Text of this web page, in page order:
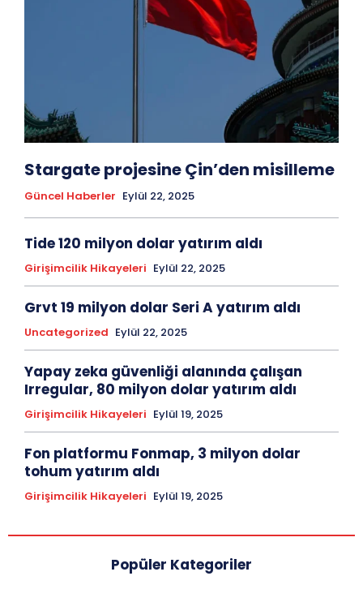
Stargate projesine Çin’den misilleme
Güncel Haberler Eylül 22, 2025
Tide 120 milyon dolar yatırım aldı
Girişimcilik Hikayeleri Eylül 22, 2025
Grvt 19 milyon dolar Seri A yatırım aldı
Uncategorized Eylül 22, 2025
Yapay zeka güvenliği alanında çalışan
Irregular, 80 milyon dolar yatırım aldı
Girişimcilik Hikayeleri Eylül 19, 2025
Fon platformu Fonmap, 3 milyon dolar
tohum yatırım aldı
Girişimcilik Hikayeleri Eylül 19, 2025
Popüler Kategoriler